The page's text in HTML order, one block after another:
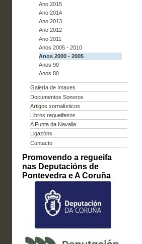
Ano 2015
Ano 2014
Ano 2013
Ano 2012
Ano 2011
Anos 2005 - 2010
Anos 2000 - 2005
Anos 90
Anos 80
Galería de Imaxes
Documentos Sonoros
Artigos xornalísticos
Libros regueifeiros
A Punta da Navalla
Ligazóns
Contacto
Promovendo a regueifa
nas Deputacións de
Pontevedra e A Coruña